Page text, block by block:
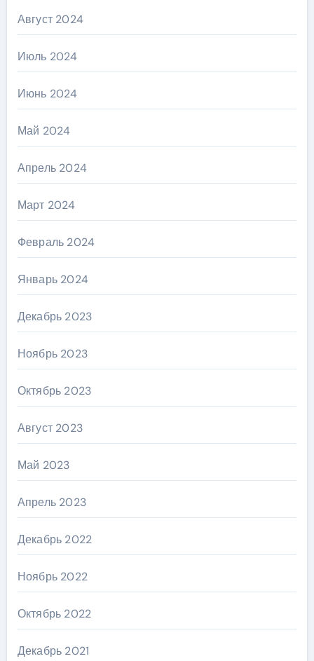
Август 2024
Июль 2024
Июнь 2024
Май 2024
Апрель 2024
Март 2024
Февраль 2024
Январь 2024
Декабрь 2023
Ноябрь 2023
Октябрь 2023
Август 2023
Май 2023
Апрель 2023
Декабрь 2022
Ноябрь 2022
Октябрь 2022
Декабрь 2021